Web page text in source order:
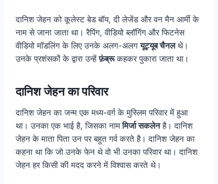
दानिश जेहन को कूलेस्ट बेड बॉय, दी लेजेंड और वन मैन आर्मी के
नाम से जाना जाता था। रैपिंग, वीडियो ब्लॉगिंग और फिटनेस
वीडियो मॉडलिंग के लिए उनके अलग-अलगयूट्यूब चैनलथे।
उनके प्रशंसकों के द्वारा उन्हेंफ़ंब्रूकहकर पुकारा जाता था।
दानिश जेहन का परिवार
दानिश जेहन का जन्म एक मध्य-वर्ग के मुस्लिम परिवार में हुआ
था। उनका एक भाई है, जिसका नाममिर्जा सकलेनहै। दानिश
जेहन के माता पिता उन पर बहुत गर्व करते है। दानिश जेहन का
कहना था कि जो उनके फेन थे वो भी उनका परिवार था। दानिश
जेहन हर किसी की मदद करने में विश्वास करते थे।